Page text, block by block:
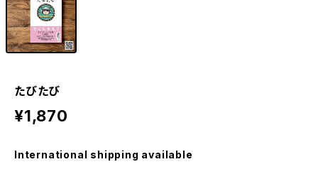
たびたび
¥1,870
International shipping available